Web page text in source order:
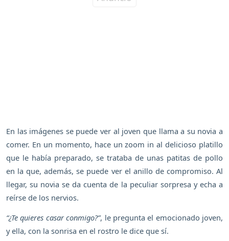
En las imágenes se puede ver al joven que llama a su novia a
comer. En un momento, hace un zoom in al delicioso platillo
que le había preparado, se trataba de unas patitas de pollo
en la que, además, se puede ver el anillo de compromiso. Al
llegar, su novia se da cuenta de la peculiar sorpresa y echa a
reírse de los nervios.
“¿Te quieres casar conmigo?”, le pregunta el emocionado joven,
y ella, con la sonrisa en el rostro le dice que sí.